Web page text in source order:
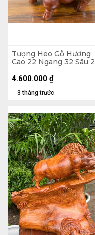
Tượng Heo Gỗ Hương
Cao 22 Ngang 32 Sâu 2
3 tháng trước
4.600.000 ₫